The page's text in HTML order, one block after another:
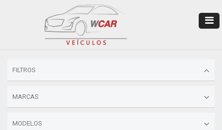
FILTROS
MARCAS
MODELOS